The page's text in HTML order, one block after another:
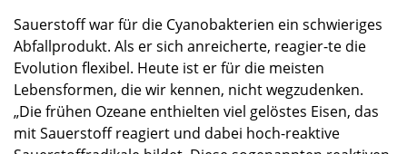
Sauerstoff war für die Cyanobakterien ein schwieriges
Abfallprodukt. Als er sich anreicherte, reagier-te die
Evolution flexibel. Heute ist er für die meisten
Lebensformen, die wir kennen, nicht wegzudenken.
„Die frühen Ozeane enthielten viel gelöstes Eisen, das
mit Sauerstoff reagiert und dabei hoch-reaktive